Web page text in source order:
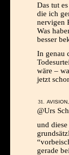
Das tut
die ich
nervigen
Was
besser
In genau
wäre –
jetzt
@Urs
und
gerade